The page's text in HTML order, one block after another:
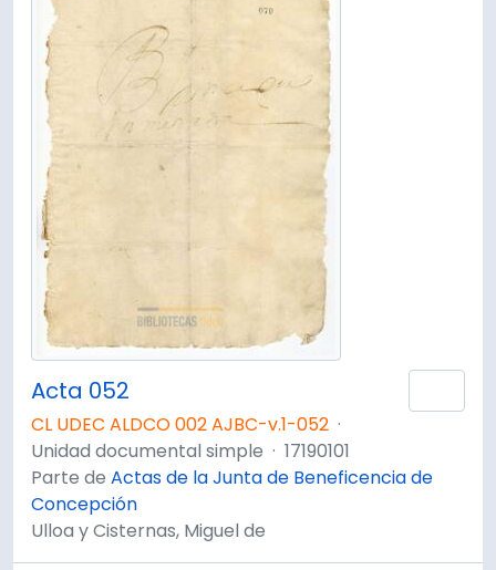
Acta 052
CL UDEC ALDCO 002 AJBC-v.1-052 ·
Unidad documental simple · 17190101
Parte de Actas de la Junta de Beneficencia de
Concepción
Ulloa y Cisternas, Miguel de